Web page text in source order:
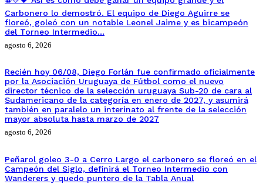
Carbonero lo demostró. El equipo de Diego Aguirre se
floreó, goleó con un notable Leonel Jaime y es bicampeón
del Torneo Intermedio…
agosto 6, 2026
Recién hoy 06/08, Diego Forlán fue confirmado oficialmente
por la Asociación Uruguaya de Fútbol como el nuevo
director técnico de la selección uruguaya Sub-20 de cara al
Sudamericano de la categoría en enero de 2027, y asumirá
también en paralelo un interinato al frente de la selección
mayor absoluta hasta marzo de 2027
agosto 6, 2026
Peñarol goleo 3-0 a Cerro Largo el carbonero se floreó en el
Campeón del Siglo, definirá el Torneo Intermedio con
Wanderers y quedo puntero de la Tabla Anual